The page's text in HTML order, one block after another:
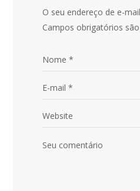
O seu endereço de e-
Campos obrigatórios